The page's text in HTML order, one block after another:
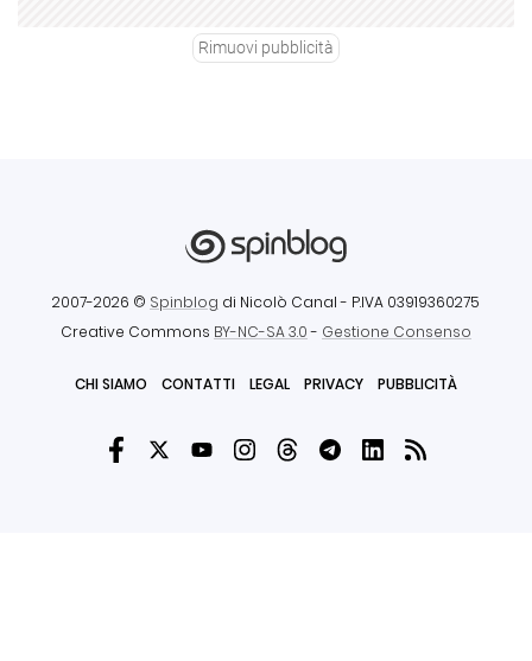
Rimuovi pubblicità
2007-2026 © Spinblog di Nicolò Canal - P.IVA 03919360275
Creative Commons BY-NC-SA 3.0- Gestione Consenso
CHI SIAMO CONTATTI LEGAL PRIVACY PUBBLICITÀ